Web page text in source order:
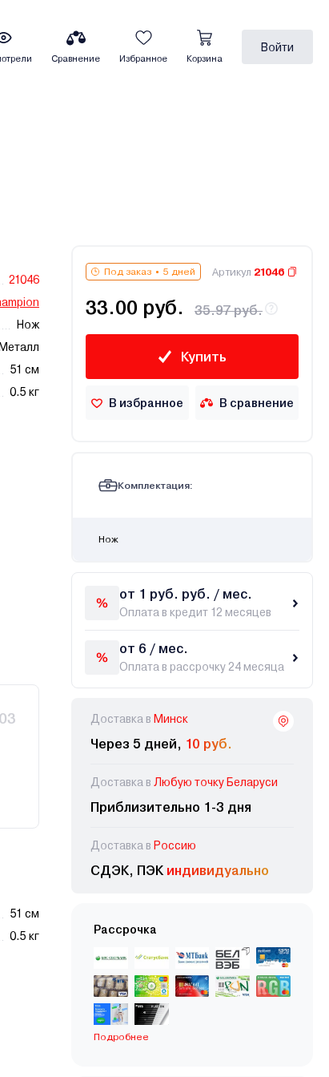
Сравнение Избранное Корзина
Войти
21046
Нож
Металл
51 см
0.5 кг
03
51 см
0.5 кг
Под заказ 5 дней Артикул 21046
33.00 руб. 35.97 руб.
Купить
В избранное В сравнение
Комплектация:
Нож
от 1 руб. руб. / мес.
Оплата в кредит 12 месяцев
от 6 / мес.
Оплата в рассрочку 24 месяца
Доставка в Минск
Через 5 дней, 10 руб.
Доставка в Любую точку Беларуси
Приблизительно 1-3 дня
Доставка в Россию
СДЭК, ПЭК индивидуально
Рассрочка
Подробнее